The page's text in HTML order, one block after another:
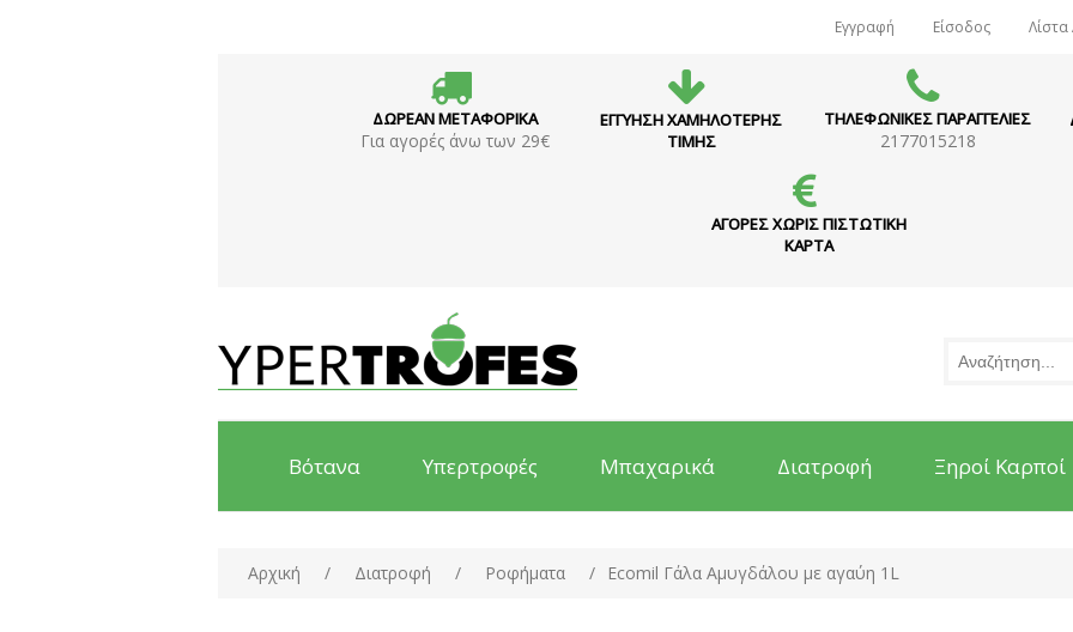
Εγγραφή Είσοδος
ΔΩΡΕΑΝ ΜΕΤΑΦΟΡΙΚΑ
Για αγορές άνω των 29€
ΕΓΓΥΗΣΗ ΧΑΜΗΛΟΤΕΡΗΣ
ΤΙΜΗΣ
ΤΗΛΕΦΩΝΙΚΕΣ ΠΑΡΑΓΓΕΛΙΕΣ
2177015218
ΑΓΟΡΕΣ ΧΩΡΙΣ ΠΙΣΤΩΤΙΚΗ
ΚΑΡΤΑ
Βότανα Υπερτροφές Μπαχαρικά Διατροφή Ξηροί Καρποί
Αρχική / Διατροφή / Ροφήματα / Ecomil Γάλα Αμυγδάλου με αγαύη 1L